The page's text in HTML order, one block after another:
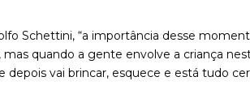
Schettini, “a importância desse
quando a gente envolve a criança
vai brincar, esquece e está tudo